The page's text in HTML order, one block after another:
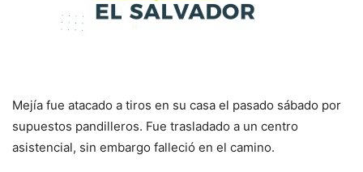
Mejía fue atacado a tiros en su casa el pasado sábado por
supuestos pandilleros. Fue trasladado a un centro
asistencial, sin embargo falleció en el camino.